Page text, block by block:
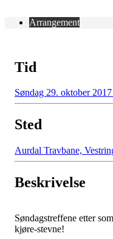
Arrangement
Tid
Søndag 29. oktober
Sted
Aurdal Travbane,
Beskrivelse
Søndagstreffene etter
kjøre-stevne!